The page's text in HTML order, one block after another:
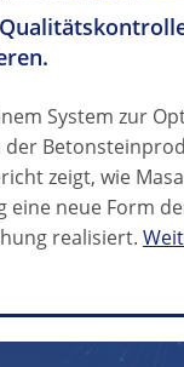
System zur
der
zeigt, wie
eine neue Form
realisiert.